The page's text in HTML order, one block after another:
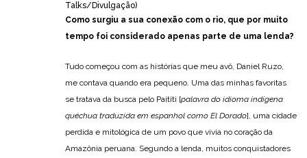
Talks/Divulgação)
Como surgiu a sua conexão com o rio, que por muito
tempo foi considerado apenas parte de uma lenda?
Tudo começou com as histórias que meu avô, Daniel Ruzo,
me contava quando era pequeno. Uma das minhas favoritas
se tratava da busca pelo Paititi [palavra do idioma indígena
quéchua traduzida em espanhol como El Dorado], uma cidade
perdida e mitológica de um povo que vivia no coração da
Amazônia peruana. Segundo a lenda, muitos conquistadores